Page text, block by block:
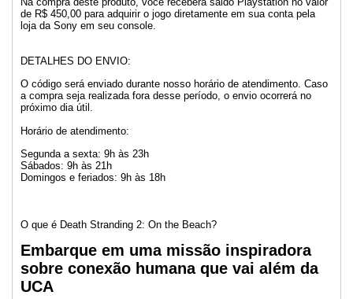
de R$ 450,00 para adquirir o jogo diretamente em sua conta pela
loja da Sony em seu console.
DETALHES DO ENVIO:
O código será enviado durante nosso horário de atendimento. Caso
a compra seja realizada fora desse período, o envio ocorrerá no
próximo dia útil.
Horário de atendimento:
Segunda a sexta: 9h às 23h
Sábados: 9h às 21h
Domingos e feriados: 9h às 18h
O que é Death Stranding 2: On the Beach?
Embarque em uma missão inspiradora
sobre conexão humana que vai além da
UCA